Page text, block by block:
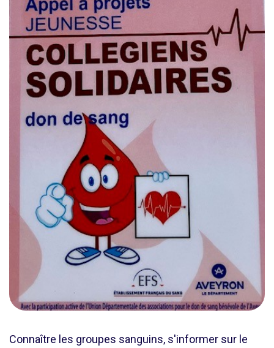
Connaître les groupes sanguins, s'informer sur le